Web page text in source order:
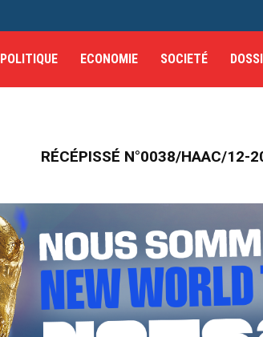
POLITIQUE ECONOMIE SOCIETÉ
RÉCÉPISSÉ N°0038/HAAC/12-